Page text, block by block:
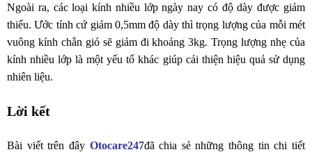
Ngoài ra, các loại kính nhiều lớp ngày nay có độ dày được giảm
thiểu. Ước tính cứ giảm 0,5mm độ dày thì trọng lượng của mỗi mét
vuông kính chắn gió sẽ giảm đi khoảng 3kg. Trọng lượng nhẹ của
kính nhiều lớp là một yếu tố khác giúp cải thiện hiệu quả sử dụng
nhiên liệu.
Lời kết
Bài viết trên đây Otocare247đã chia sẻ những thông tin chi tiết